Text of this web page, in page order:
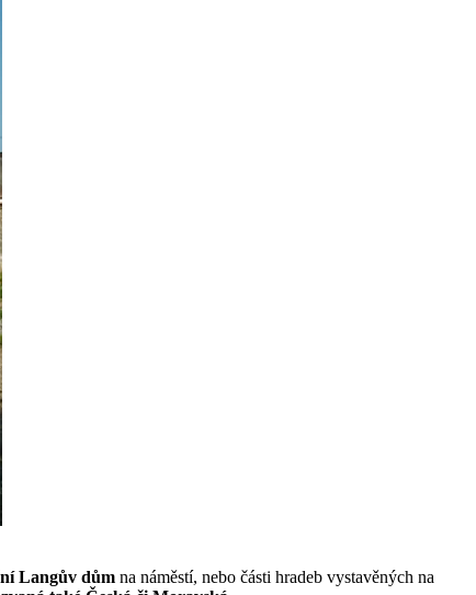
Langův dům na náměstí, nebo části hradeb vystavěných na